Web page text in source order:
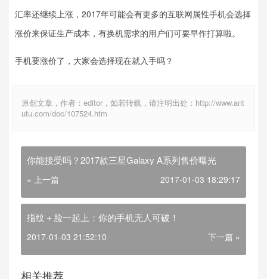
汇率还继续上涨，2017年可能会有更多的互联网属性手机会选择
涨价来保证生产成本，有换机需求的用户们可要早作打算啦。
手机要涨价了，大家会选择现在就入手吗？
原创文章，作者：editor，如若转载，请注明出处：http://www.ant
utu.com/doc/107524.htm
你能接受吗？2017款三星Galaxy A系列售价曝光
« 上一篇 2017-01-03 18:29:17
指纹＋脸一起上：你的手机无人可破！
2017-01-03 21:52:10 下一篇 »
相关推荐